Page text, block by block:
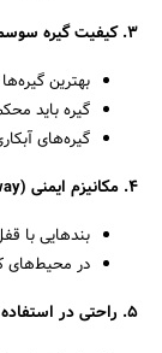
۳. کیفیت گیره سوسماری
بهترین
گیره باید
گیره‌های
۴. مکانیزم ایمنی (Breakaway)
بندهایی با
در محیط‌های
۵. راحتی در استفاده